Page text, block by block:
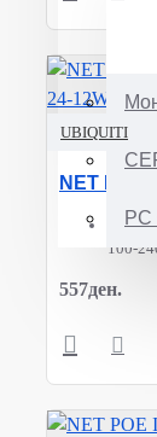
PC
UBIQUITI
100-
557ден.